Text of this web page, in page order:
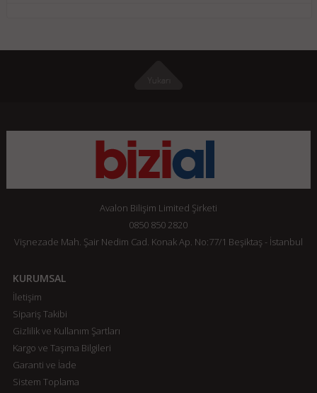
Avalon Bilişim Limited Şirketi
0850 850 2820
Vişnezade Mah. Şair Nedim Cad. Konak Ap. No:77/1 Beşiktaş - İstanbul
KURUMSAL
İletişim
Sipariş Takibi
Gizlilik ve Kullanım Şartları
Kargo ve Taşıma Bilgileri
Garanti ve İade
Sistem Toplama